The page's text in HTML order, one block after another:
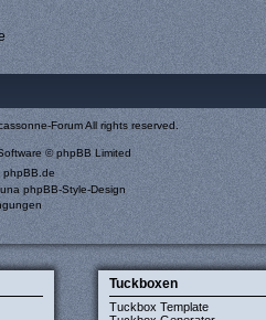
Forum All rights reserved.
© phpBB Limited
phpBB.de
phpBB-Style-Design
Tuckboxen
Tuckbox Template